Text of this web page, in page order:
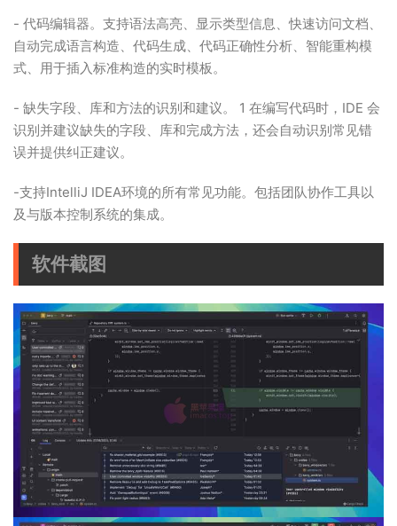
- 代码编辑器。支持语法高亮、显示类型信息、快速访问文档、
自动完成语言构造、代码生成、代码正确性分析、智能重构模
式、用于插入标准构造的实时模板。
- 缺失字段、库和方法的识别和建议。 1 在编写代码时，IDE 会
识别并建议缺失的字段、库和完成方法，还会自动识别常见错
误并提供纠正建议。
-支持IntelliJ IDEA环境的所有常见功能。包括团队协作工具以
及与版本控制系统的集成。
软件截图